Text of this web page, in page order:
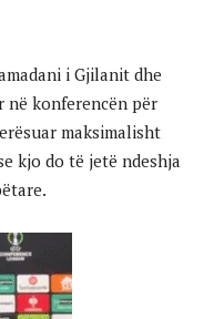
i Gjilanit dhe
në konferencën për
maksimalisht
kjo do të jetë ndeshja